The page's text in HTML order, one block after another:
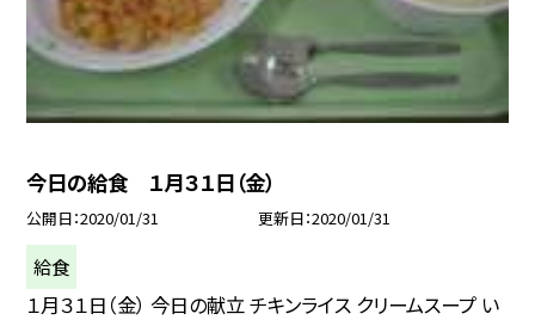
今日の給食 １月３１日（金）
公開日 2020/01/31 更新日 2020/01/31
給食
１月３１日（金） 今日の献立 チキンライス クリームスープ い